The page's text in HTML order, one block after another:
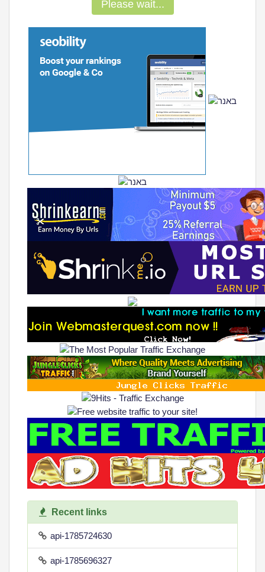
Please wait...
Recent links
api-1785724630
api-1785696327